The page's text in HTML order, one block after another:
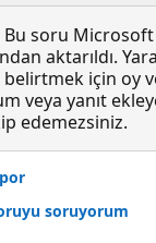
Bu soru
aktarıldı.
belirtmek için oy
veya yanıt
edemezsiniz.
soruyorum